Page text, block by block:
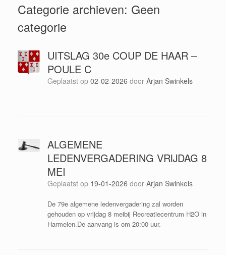
Categorie archieven: Geen
categorie
UITSLAG 30e COUP DE HAAR –
POULE C
Geplaatst op 02-02-2026 door Arjan Swinkels
ALGEMENE
LEDENVERGADERING VRIJDAG 8
MEI
Geplaatst op 19-01-2026 door Arjan Swinkels
De 79e algemene ledenvergadering zal worden
gehouden op vrijdag 8 meibij Recreatiecentrum H2O in
Harmelen.De aanvang is om 20:00 uur.